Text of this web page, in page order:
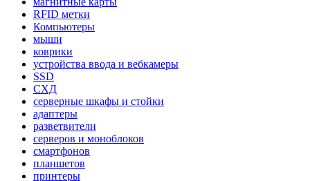
RFID метки
Компьютеры
мыши
коврики
устройства ввода и вебкамеры
SSD
СХД
серверные шкафы и стойки
адаптеры
разветвители
серверов и моноблоков
смартфонов
планшетов
принтеры